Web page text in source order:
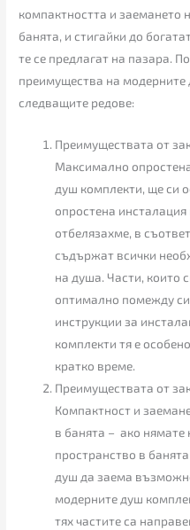
компактността и
банята, и стигайки до
те се предлагат на пазара.
преимущества на
следващите редове:
Преимуществата от
Максимално
душ комплекти, ще си
опростена
отбелязахме, в
съдържат всички
на душа. Части, които
оптимално помежду
инструкции за
комплекти тя е
кратко време.
Преимуществата от
Компактност и
в банята – ако нямате
пространство в
душ да заема
модерните душ
тях частите са